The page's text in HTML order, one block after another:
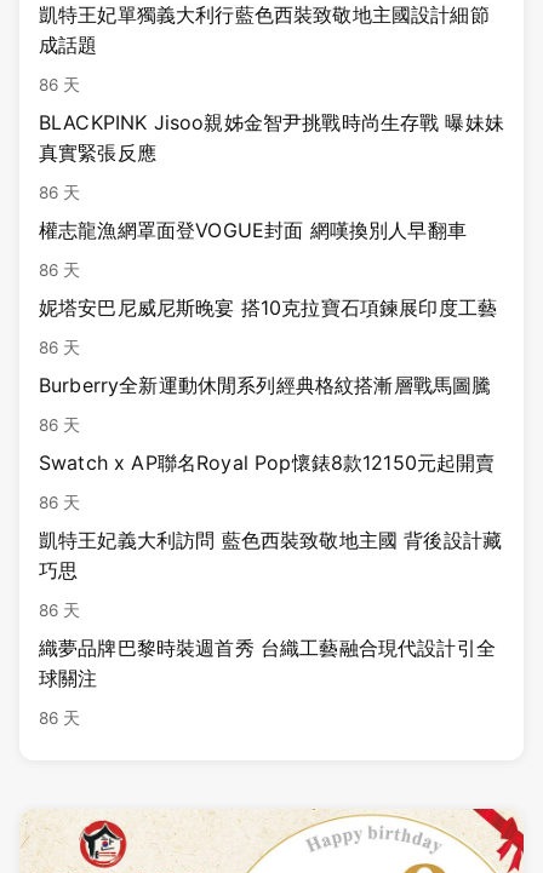
凱特王妃單獨義大利行藍色西裝致敬地主國設計細節
成話題
86 天
BLACKPINK Jisoo親姊金智尹挑戰時尚生存戰 曝妹妹
真實緊張反應
86 天
權志龍漁網罩面登VOGUE封面 網嘆換別人早翻車
86 天
妮塔安巴尼威尼斯晚宴 搭10克拉寶石項鍊展印度工藝
86 天
Burberry全新運動休閒系列經典格紋搭漸層戰馬圖騰
86 天
Swatch x AP聯名Royal Pop懷錶8款12150元起開賣
86 天
凱特王妃義大利訪問 藍色西裝致敬地主國 背後設計藏
巧思
86 天
織夢品牌巴黎時裝週首秀 台織工藝融合現代設計引全
球關注
86 天